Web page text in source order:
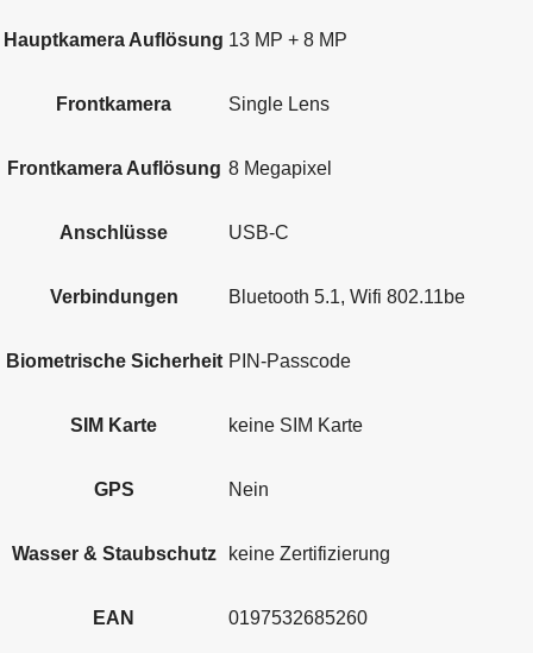
Hauptkamera Auflösung 13 MP + 8 MP
Frontkamera Single Lens
Frontkamera Auflösung 8 Megapixel
Anschlüsse USB-C
Verbindungen Bluetooth 5.1, Wifi 802.11be
Biometrische Sicherheit PIN-Passcode
SIM Karte keine SIM Karte
GPS Nein
Wasser & Staubschutz keine Zertifizierung
EAN 0197532685260